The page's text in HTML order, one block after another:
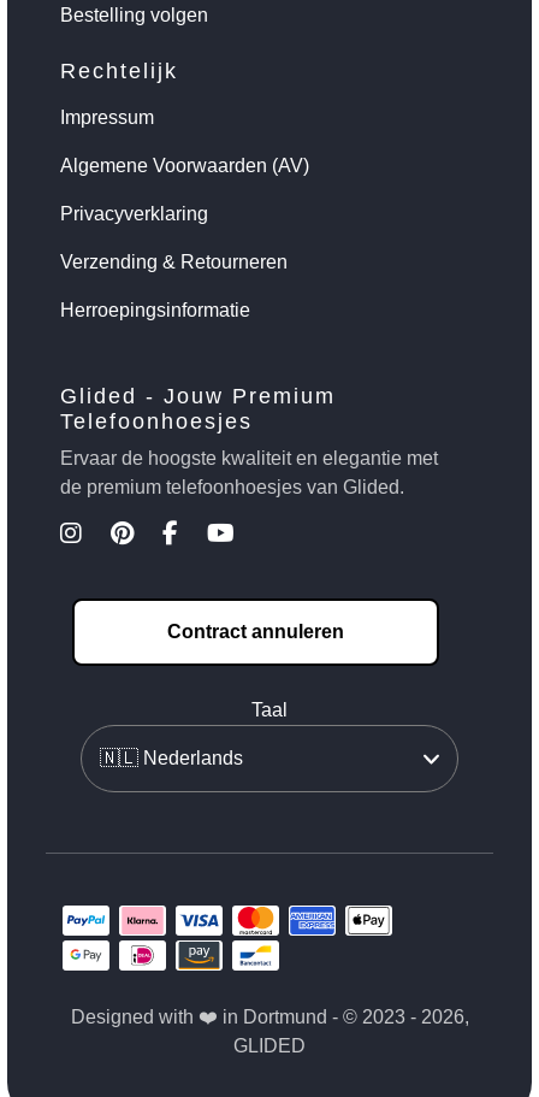
Bestelling volgen
Rechtelijk
Impressum
Algemene Voorwaarden (AV)
Privacyverklaring
Verzending & Retourneren
Herroepingsinformatie
Glided - Jouw Premium
Telefoonhoesjes
Ervaar de hoogste kwaliteit en elegantie met
de premium telefoonhoesjes van Glided.
Contract annuleren
Taal
Designed with ❤️ in Dortmund - © 2023 - 2026,
GLIDED